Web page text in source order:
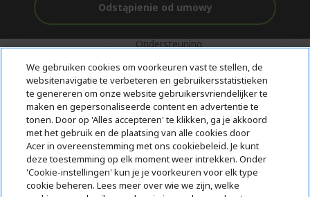
Odstąpienie od umowy
Gratis
bezorging
Ondersteuning
aankoop
Met 0%
Rente
© 2026 Acer Inc.
CPYou BV is de erkende reseller van de producten en diensten die
in deze winkel worden aangeboden.
We gebruiken cookies om voorkeuren vast te stellen, de
websitenavigatie te verbeteren en gebruikersstatistieken
te genereren om onze website gebruikersvriendelijker te
maken en gepersonaliseerde content en advertentie te
tonen. Door op 'Alles accepteren' te klikken, ga je akkoord
met het gebruik en de plaatsing van alle cookies door
Acer in overeenstemming met ons cookiebeleid. Je kunt
deze toestemming op elk moment weer intrekken. Onder
'Cookie-instellingen' kun je je voorkeuren voor elk type
cookie beheren. Lees meer over wie we zijn, welke